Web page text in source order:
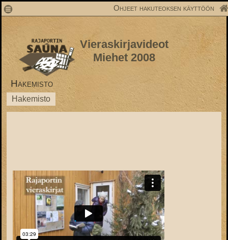
1 Ohjeet hakuteoksen käyttöön
Vieraskirjavideot
Miehet 2008
Hakemisto
Hakemisto